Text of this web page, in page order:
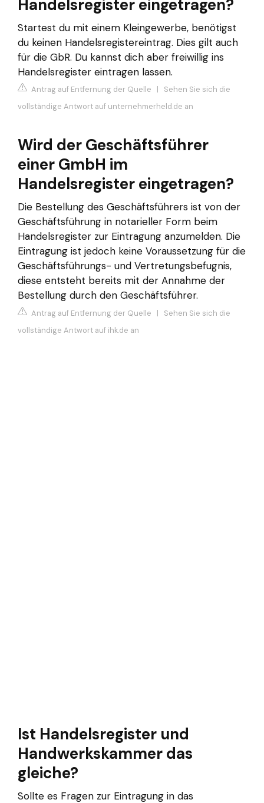
Handelsregister eingetragen?
Startest du mit einem Kleingewerbe, benötigst
du keinen Handelsregistereintrag. Dies gilt auch
für die GbR. Du kannst dich aber freiwillig ins
Handelsregister eintragen lassen.
Antrag auf Entfernung der Quelle | Sehen Sie sich die
vollständige Antwort auf unternehmerheld.de an
Wird der Geschäftsführer
einer GmbH im
Handelsregister eingetragen?
Die Bestellung des Geschäftsführers ist von der
Geschäftsführung in notarieller Form beim
Handelsregister zur Eintragung anzumelden. Die
Eintragung ist jedoch keine Voraussetzung für die
Geschäftsführungs- und Vertretungsbefugnis,
diese entsteht bereits mit der Annahme der
Bestellung durch den Geschäftsführer.
Antrag auf Entfernung der Quelle | Sehen Sie sich die
vollständige Antwort auf ihk.de an
Ist Handelsregister und
Handwerkskammer das
gleiche?
Sollte es Fragen zur Eintragung in das